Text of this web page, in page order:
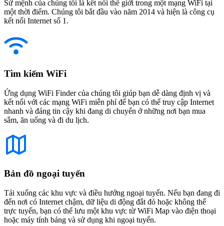
Sứ mệnh của chúng tôi là kết nối thế giới trong một mạng WiFi tại
một thời điểm. Chúng tôi bắt đầu vào năm 2014 và hiện là công cụ
kết nối Internet số 1.
Tìm kiếm WiFi
Ứng dụng WiFi Finder của chúng tôi giúp bạn dễ dàng định vị và
kết nối với các mạng WiFi miễn phí để bạn có thể truy cập Internet
nhanh và đáng tin cậy khi đang di chuyển ở những nơi bạn mua
sắm, ăn uống và đi du lịch.
Bản đồ ngoại tuyến
Tải xuống các khu vực và điều hướng ngoại tuyến. Nếu bạn đang đi
đến nơi có Internet chậm, dữ liệu di động đắt đỏ hoặc không thể
trực tuyến, bạn có thể lưu một khu vực từ WiFi Map vào điện thoại
hoặc máy tính bảng và sử dụng khi ngoại tuyến.